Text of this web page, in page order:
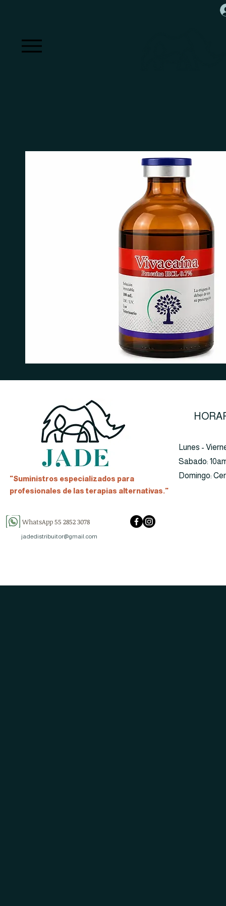
"Suministros especializados para
profesionales de las terapias alternativas."
WhatsApp 55 2852 3078
jadedistribuitor@gmail.com
Lunes -
​​Sabado:
​Domingo: